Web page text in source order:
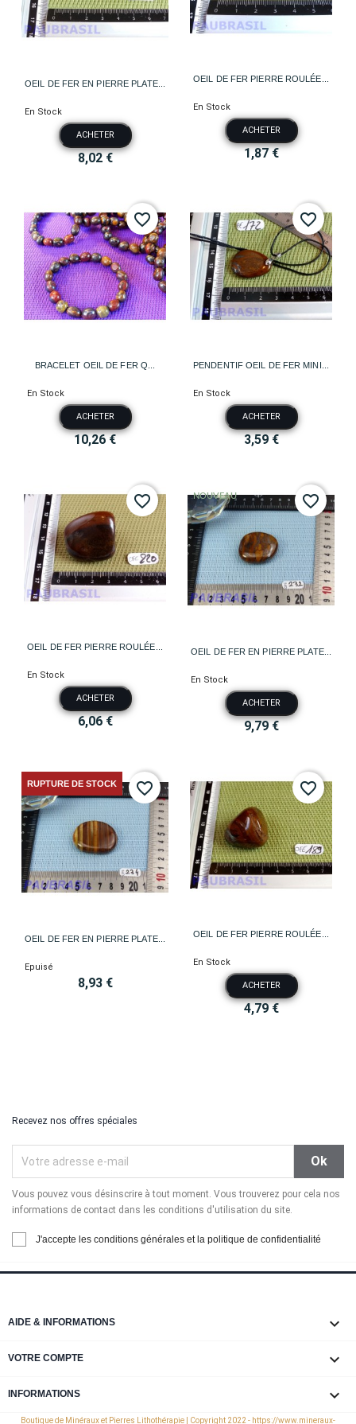
OEIL DE FER EN PIERRE PLATE...
En Stock
ACHETER
8,02 €
OEIL DE FER PIERRE ROULÉE...
En Stock
ACHETER
1,87 €
BRACELET OEIL DE FER Q...
En Stock
ACHETER
10,26 €
favorite_border
PENDENTIF OEIL DE FER MINI...
En Stock
ACHETER
3,59 €
favorite_border
OEIL DE FER PIERRE ROULÉE...
En Stock
ACHETER
6,06 €
favorite_border
OEIL DE FER EN PIERRE PLATE...
En Stock
ACHETER
9,79 €
NOUVEAU favorite_border
OEIL DE FER EN PIERRE PLATE...
Epuisé
8,93 €
RUPTURE DE STOCK favorite_border
OEIL DE FER PIERRE ROULÉE...
En Stock
ACHETER
4,79 €
favorite_border
Recevez nos offres spéciales
Vous pouvez vous désinscrire à tout moment. Vous trouverez pour cela nos
informations de contact dans les conditions d'utilisation du site.
J'accepte les conditions générales et la politique de confidentialité
AIDE & INFORMATIONS 
VOTRE COMPTE 
INFORMATIONS keyboard_arrow_down
Boutique de Minéraux et Pierres Lithothérapie | Copyright 2022 - https://www.mineraux-